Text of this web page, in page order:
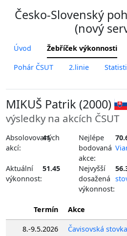
Česko-Slovenský
(nový
Úvod Žebříček výkonnosti
Pohár ČSUT 2.linie
MIKUŠ Patrik (2000)
výsledky na akcích ČSUT
Absolovovaných
akcí:
41
Nejlépe
bodovaná
akce:
Aktuální
výkonnost:
51.45
Nejvyšší
dosažená
výkonnost:
Termín Akce
8.-9.5.2026
Čavisovská stovka